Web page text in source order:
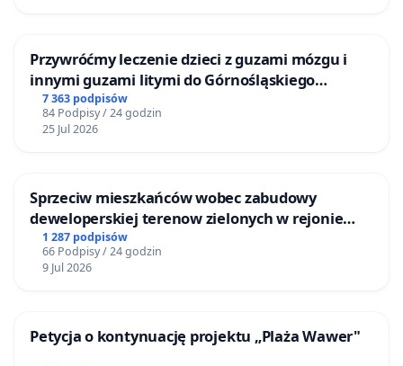
Przywróćmy leczenie dzieci z guzami mózgu i
innymi guzami litymi do Górnośląskiego
Centrum Zdrowia Dziecka w Katowicach
7 363 podpisów
84 Podpisy / 24 godzin
25 Jul 2026
Sprzeciw mieszkańców wobec zabudowy
deweloperskiej terenow zielonych w rejonie
Bulwarów Straceńskich w Bielsku-Białej
1 287 podpisów
66 Podpisy / 24 godzin
9 Jul 2026
Petycja o kontynuację projektu „Plaża Wawer"